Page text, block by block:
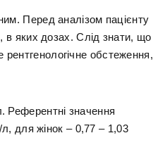
Перед аналізом пацієнту
в яких дозах. Слід знати, що
обстеження,
Референтні значення
для жінок – 0,77 – 1,03